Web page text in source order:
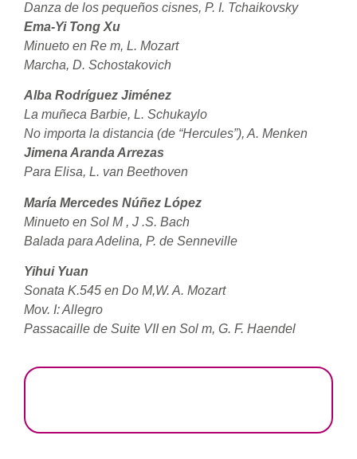
Danza de los pequeños cisnes, P. I. Tchaikovsky
Ema-Yi Tong Xu
Minueto en Re m, L. Mozart
Marcha, D. Schostakovich
Alba Rodríguez Jiménez
La muñeca Barbie, L. Schukaylo
No importa la distancia (de “Hercules”), A. Menken
Jimena Aranda Arrezas
Para Elisa, L. van Beethoven
María Mercedes Núñez López
Minueto en Sol M , J .S. Bach
Balada para Adelina, P. de Senneville
Yihui Yuan
Sonata K.545 en Do M,W. A. Mozart
Mov. I: Allegro
Passacaille de Suite VII en Sol m, G. F. Haendel